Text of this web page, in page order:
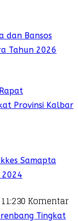
dan Bansos
Tahun 2026
Provinsi Kalbar
Samapta
2024
0 Komentar
Tingkat